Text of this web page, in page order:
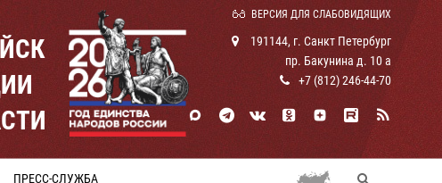
ВЕРСИЯ ДЛЯ СЛАБОВИДЯЩИХ
191144, г. Санкт Петербург
пр. Бакунина д. 10 а
+7 (812) 246-44-70
ПРЕСС-СЛУЖБА